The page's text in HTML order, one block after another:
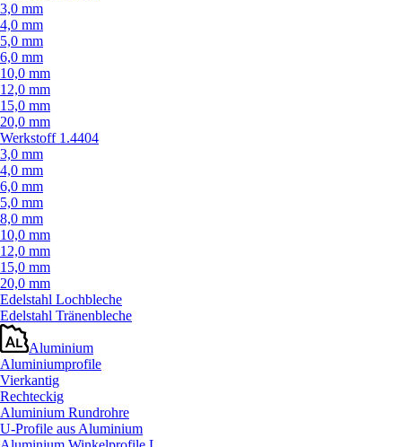
3,0 mm
4,0 mm
5,0 mm
6,0 mm
10,0 mm
12,0 mm
15,0 mm
20,0 mm
Werkstoff 1.4404
3,0 mm
4,0 mm
6,0 mm
5,0 mm
8,0 mm
10,0 mm
12,0 mm
15,0 mm
20,0 mm
Edelstahl Lochbleche
Edelstahl Tränenbleche
Aluminium
Aluminiumprofile
Vierkantig
Rechteckig
Aluminium Rundrohre
U-Profile aus Aluminium